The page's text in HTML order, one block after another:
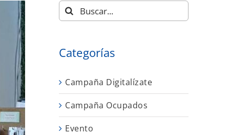
Buscar:
Categorías
Campaña Digitalízate
Campaña Ocupados
Evento